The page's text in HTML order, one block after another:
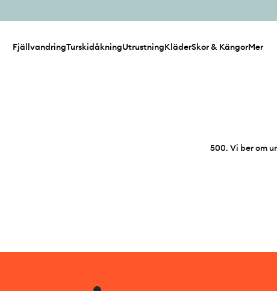
FjällvandringTurskidåkningUtrustningKläderSkor & KängorMer
500. Vi ber om